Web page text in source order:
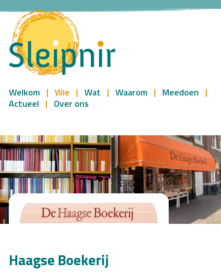
Welkom Wie Wat Waarom
Meedoen
Actueel
Over ons
Haagse Boekerij